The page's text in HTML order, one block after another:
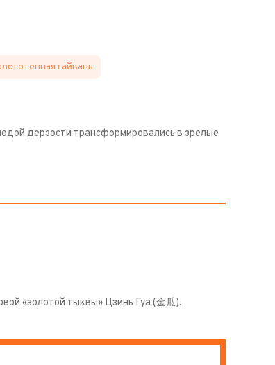
гайвань
дерзости трансформировались в зрелые
«золотой тыквы» Цзинь Гуа (金瓜).